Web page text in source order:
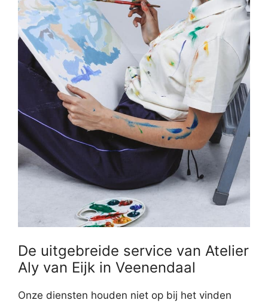
De uitgebreide service van Atelier
Aly van Eijk in Veenendaal
Onze diensten houden niet op bij het vinden